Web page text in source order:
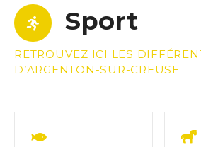
Sport
RETROUVEZ ICI LES
D’ARGENTON-SUR-CREUSE